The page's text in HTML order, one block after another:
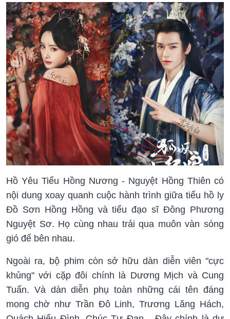
Hồ Yêu Tiểu Hồng Nương - Nguyệt Hồng Thiên có
nội dung xoay quanh cuộc hành trình giữa tiểu hồ ly
Đồ Sơn Hồng Hồng và tiểu đạo sĩ Đông Phương
Nguyệt Sơ. Họ cùng nhau trải qua muôn vàn sóng
gió để bên nhau.
Ngoài ra, bộ phim còn sở hữu dàn diễn viên "cực
khủng" với cặp đôi chính là Dương Mịch và Cung
Tuấn. Và dàn diễn phụ toàn những cái tên đáng
mong chờ như Trần Đô Linh, Trương Lăng Hách,